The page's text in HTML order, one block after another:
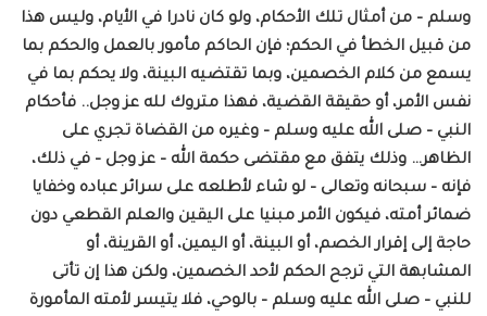
وسلم – من أمثال تلك الأحكام، ولو كان نادرا في الأيام، وليس هذا
من قبيل الخطأ في الحكم؛ فإن الحاكم مأمور بالعمل والحكم بما
يسمع من كلام الخصمين، وبما تقتضيه البينة، ولا يحكم بما في
نفس الأمر، أو حقيقة القضية، فهذا متروك لله عز وجل.. فأحكام
النبي – صلى الله عليه وسلم – وغيره من القضاة تجري على
الظاهر… وذلك يتفق مع مقتضى حكمة الله – عز وجل – في ذلك،
فإنه – سبحانه وتعالى – لو شاء لأطلعه على سرائر عباده وخفايا
ضمائر أمته، فيكون الأمر مبنيا على اليقين والعلم القطعي دون
حاجة إلى إقرار الخصم، أو البينة، أو اليمين، أو القرينة، أو
المشابهة التي ترجح الحكم لأحد الخصمين، ولكن هذا إن تأتى
للنبي – صلى الله عليه وسلم – بالوحي، فلا يتيسر لأمته المأمورة